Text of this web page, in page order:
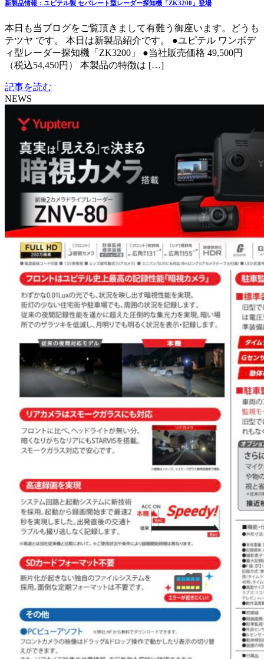
新製品情報：ユピテル製 セパレート型レーダー探知機「ZK3200」登場
本日も当ブログをご覧頂きまして有難う御座います。どうも
テツヤ です。 本日は新製品紹介です。 ●ユピテル ワンボデ
ィ型レーダー探知機「ZK3200」 ●当社販売価格 49,500円
（税込54,450円） 本製品の特徴は […]
記事を読む
NEWS